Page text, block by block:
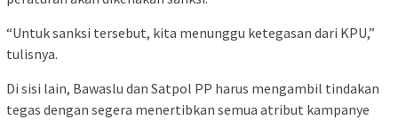
“Untuk sanksi tersebut, kita menunggu ketegasan dari KPU,”
tulisnya.
Di sisi lain, Bawaslu dan Satpol PP harus mengambil tindakan
tegas dengan segera menertibkan semua atribut kampanye